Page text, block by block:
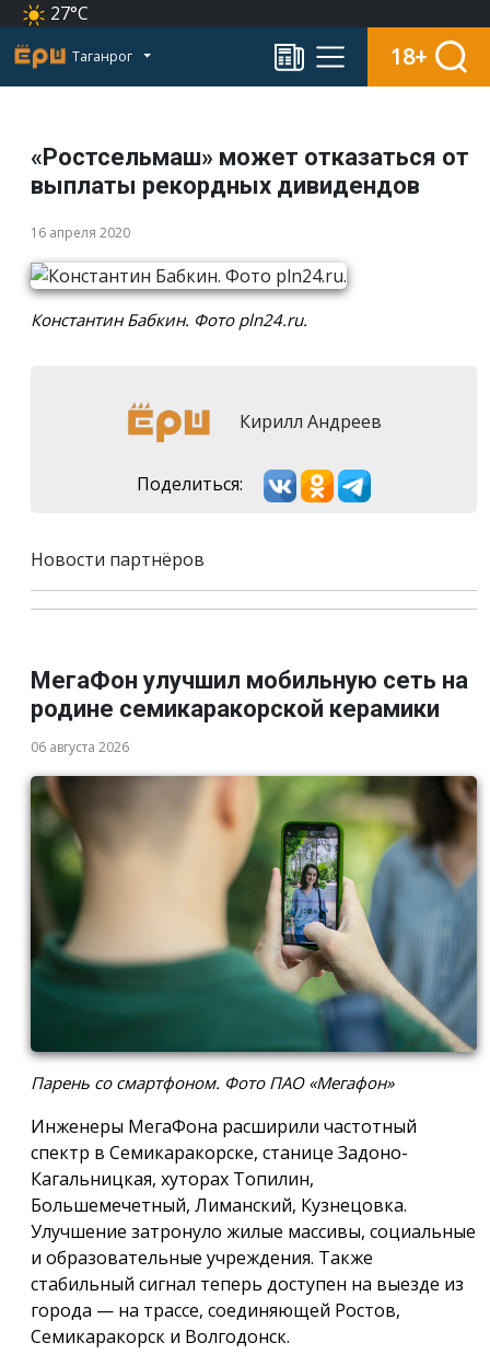
27°C
Таганрог 18+
«Ростсельмаш» может отказаться от
выплаты рекордных дивидендов
16 апреля 2020
Константин Бабкин. Фото pln24.ru.
Кирилл Андреев
Поделиться:
Новости партнёров
МегаФон улучшил мобильную сеть на
родине семикаракорской керамики
06 августа 2026
Парень со смартфоном. Фото ПАО «Мегафон»
Инженеры МегаФона расширили частотный
спектр в Семикаракорске, станице Задоно-
Кагальницкая, хуторах Топилин,
Большемечетный, Лиманский, Кузнецовка.
Улучшение затронуло жилые массивы, социальные
и образовательные учреждения. Также
стабильный сигнал теперь доступен на выезде из
города — на трассе, соединяющей Ростов,
Семикаракорск и Волгодонск.